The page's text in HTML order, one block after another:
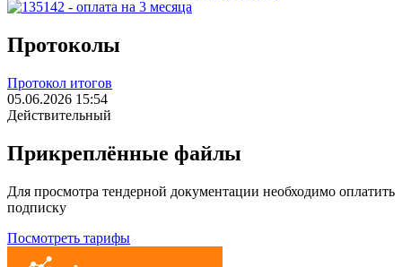
Протоколы
Протокол итогов
05.06.2026 15:54
Действительный
Прикреплённые файлы
Для просмотра тендерной документации необходимо оплатить
подписку
Посмотреть тарифы